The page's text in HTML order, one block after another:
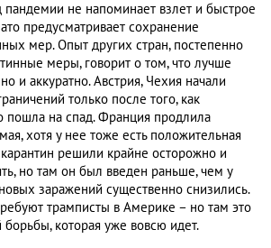
не напоминает взлет и быстрое
предусматривает сохранение
мер. Опыт других стран, постепенно
меры, говорит о том, что лучше
и аккуратно. Австрия, Чехия начали
только после того, как
пошла на спад. Франция продлила
хотя у нее тоже есть положительная
решили крайне осторожно и
но там он был введен раньше, чем у
заражений существенно снизились.
трамписты в Америке – но там это
борьбы, которая уже вовсю идет.